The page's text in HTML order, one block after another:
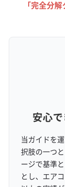
一般的な「
は、汚れが
生活スタ
路事情）
「完全分
安心
当ガイドを
択肢の一つ
ージで基準
とし、エア